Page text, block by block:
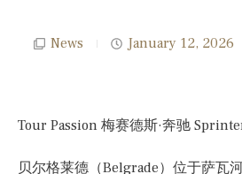
News January 12, 2026
Tour Passion 梅赛德斯·奔驰
贝尔格莱德（Belgrade）位于萨瓦